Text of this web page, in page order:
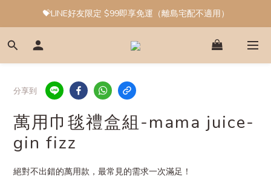
💝LINE好友限定 $99即享免運（離島宅配不適用）
分享到
萬用巾毯禮盒組-mama juice-
gin fizz
絕對不出錯的萬用款，最常見的需求一次滿足！